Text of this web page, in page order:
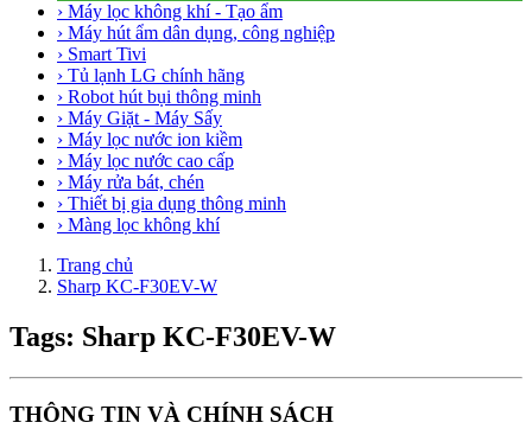
› Máy lọc không khí - Tạo ẩm
› Máy hút ẩm dân dụng, công nghiệp
› Smart Tivi
› Tủ lạnh LG chính hãng
› Robot hút bụi thông minh
› Máy Giặt - Máy Sấy
› Máy lọc nước ion kiềm
› Máy lọc nước cao cấp
› Máy rửa bát, chén
› Thiết bị gia dụng thông minh
› Màng lọc không khí
Trang chủ
Sharp KC-F30EV-W
Tags: Sharp KC-F30EV-W
THÔNG TIN VÀ CHÍNH SÁCH